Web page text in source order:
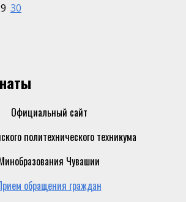
30
Официальный сайт
политехнического техникума
Чувашии
обращения граждан